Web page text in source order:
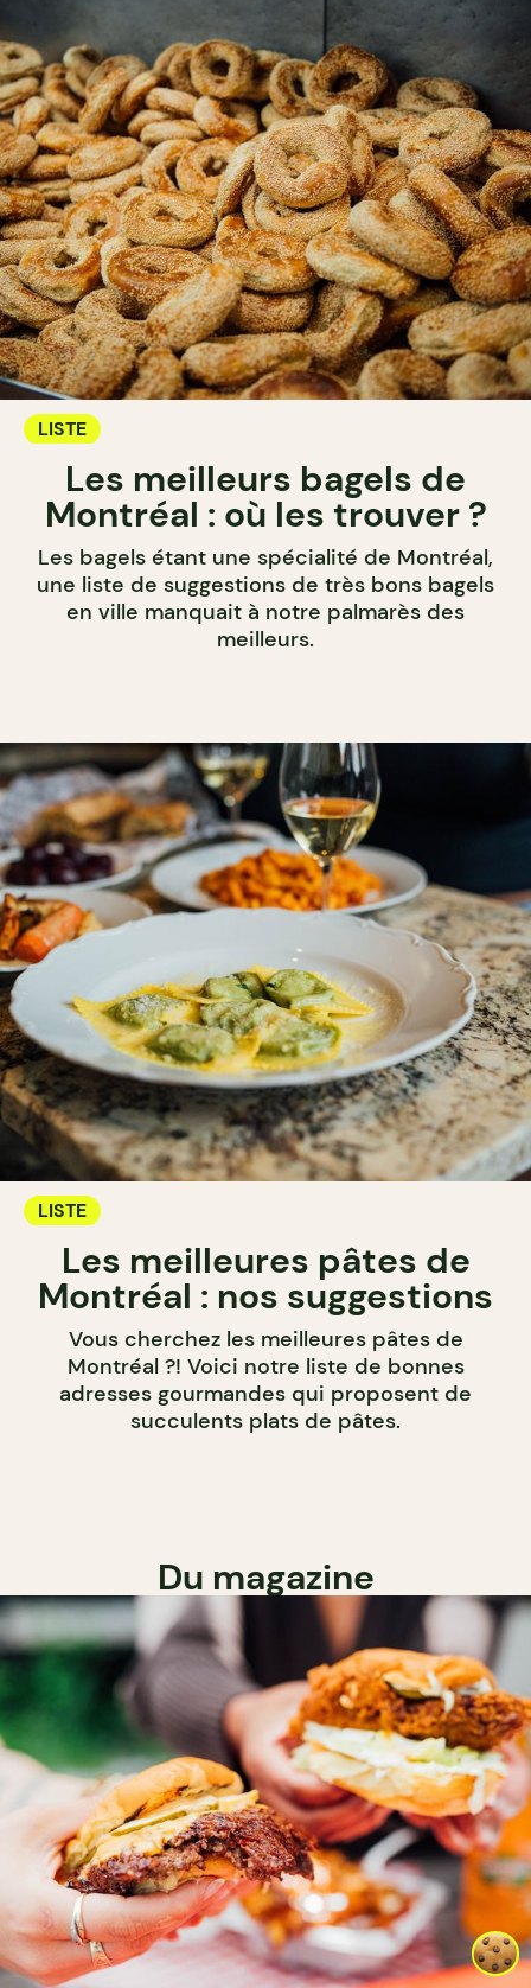
LISTE
Les meilleurs bagels de
Montréal : où les trouver ?
Les bagels étant une spécialité de Montréal,
une liste de suggestions de très bons bagels
en ville manquait à notre palmarès des
meilleurs.
LISTE
Les meilleures pâtes de
Montréal : nos suggestions
Vous cherchez les meilleures pâtes de
Montréal ?! Voici notre liste de bonnes
adresses gourmandes qui proposent de
succulents plats de pâtes.
Du magazine